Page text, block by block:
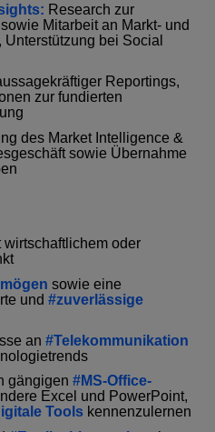
Research zur
Mitarbeit an Markt- und
bei Social
Reportings,
zur fundierten
des Market Intelligence &
sowie Übernahme
wirtschaftlichem oder
sowie eine
und #zuverlässige
an #Telekommunikation
gängigen #MS-Office-
Excel und PowerPoint,
Tools kennenzulernen